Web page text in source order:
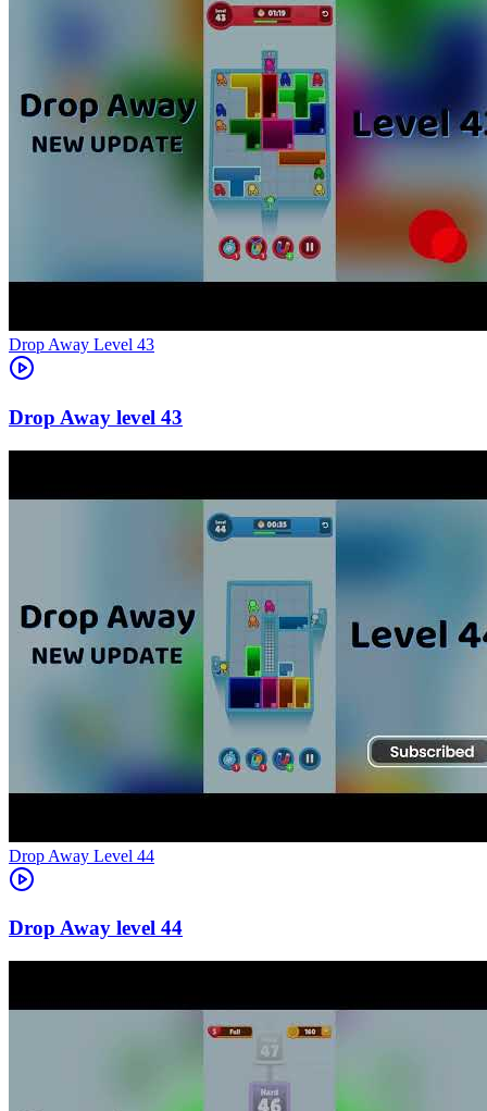
Level 43
43
Level 44
44